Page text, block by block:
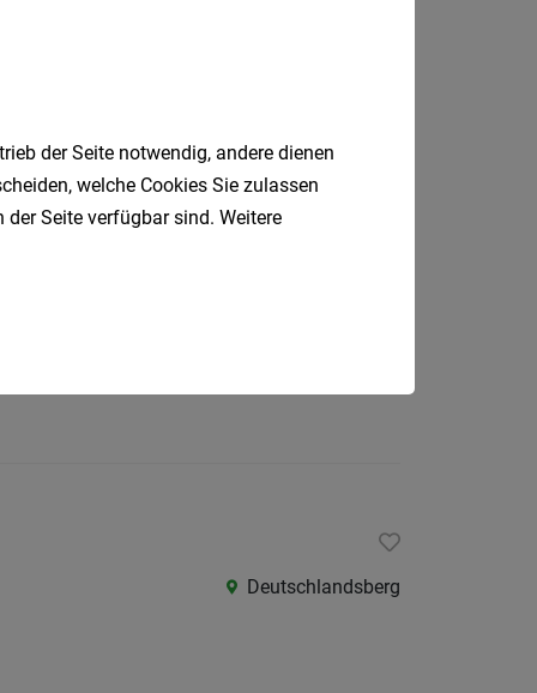
Deutschlandsberg
Deutschlandsberg
der Seite notwendig, andere dienen
welche Cookies Sie zulassen
Seite verfügbar sind. Weitere